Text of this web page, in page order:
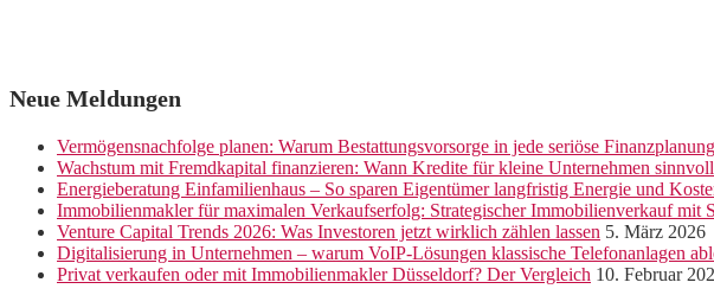
Neue Meldungen
Vermögensnachfolge planen: Warum Bestattungsvorsorge in jede seriöse
Wachstum mit Fremdkapital finanzieren: Wann Kredite für kleine Unternehmen
Energieberatung Einfamilienhaus – So sparen Eigentümer langfristig Energie und
Immobilienmakler für maximalen Verkaufserfolg: Strategischer Immobilienverkauf mit
Venture Capital Trends 2026: Was Investoren jetzt wirklich zählen lassen 5. März 2026
Digitalisierung in Unternehmen – warum VoIP-Lösungen klassische Telefonanlagen
Privat verkaufen oder mit Immobilienmakler Düsseldorf? Der Vergleich 10. Februar